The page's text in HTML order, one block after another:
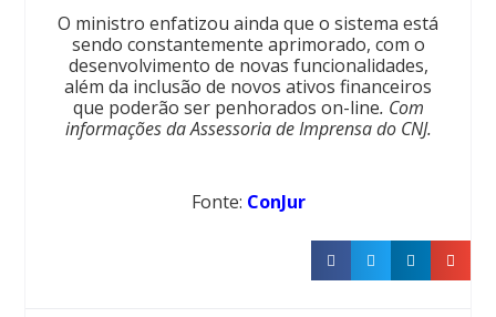
O ministro enfatizou ainda que o sistema está
sendo constantemente aprimorado, com o
desenvolvimento de novas funcionalidades,
além da inclusão de novos ativos financeiros
que poderão ser penhorados on-line. Com
informações da Assessoria de Imprensa do CNJ.
Fonte: ConJur